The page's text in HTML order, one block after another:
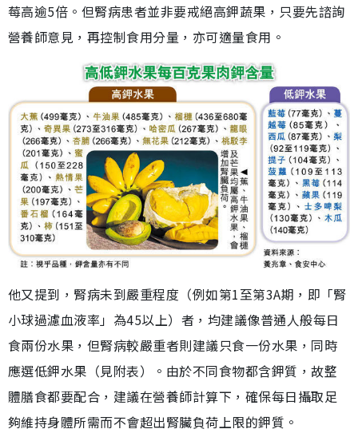
莓高逾5倍。但腎病患者並非要戒絕高鉀蔬果，只要先諮詢
營養師意見，再控制食用分量，亦可適量食用。
他又提到，腎病未到嚴重程度（例如第1至第3A期，即「腎
小球過濾血液率」為45以上）者，均建議像普通人般每日
食兩份水果，但腎病較嚴重者則建議只食一份水果，同時
應選低鉀水果（見附表）。由於不同食物都含鉀質，故整
體膳食都要配合，建議在營養師計算下，確保每日攝取足
夠維持身體所需而不會超出腎臟負荷上限的鉀質。